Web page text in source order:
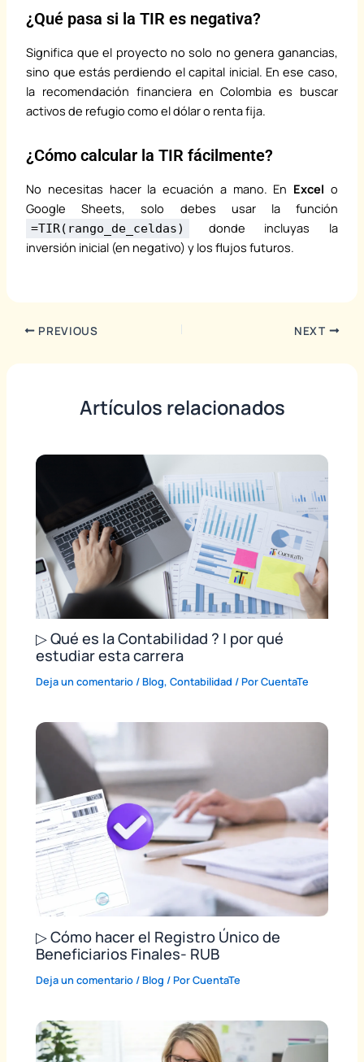
¿Qué pasa si la TIR es negativa?
Significa que el proyecto no solo no genera ganancias,
sino que estás perdiendo el capital inicial. En ese caso,
la recomendación financiera en Colombia es buscar
activos de refugio como el dólar o renta fija.
¿Cómo calcular la TIR fácilmente?
No necesitas hacer la ecuación a mano. En Excel o
Google Sheets, solo debes usar la función
=TIR(rango_de_celdas)
donde incluyas la
inversión inicial (en negativo) y los flujos futuros.
PREVIOUS NEXT
Artículos relacionados
▷ Qué es la Contabilidad ? | por qué
estudiar esta carrera
Deja un comentario/Blog,Contabilidad / PorCuentaTe
▷ Cómo hacer el Registro Único de
Beneficiarios Finales- RUB
Deja un comentario/Blog / PorCuentaTe